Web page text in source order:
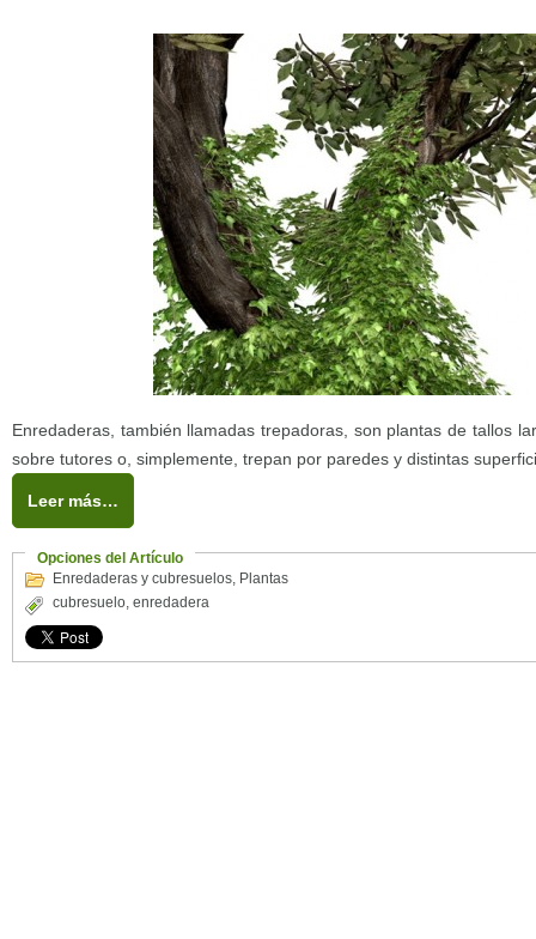
Enredaderas, también llamadas trepadoras, son plantas de tallos
sobre tutores o, simplemente, trepan por paredes y distintas
Leer más…
Opciones del Artículo
Enredaderas y cubresuelos, Plantas
cubresuelo, enredadera